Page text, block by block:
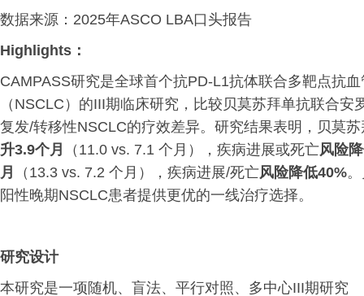
数据来源：2025年ASCO LBA口头报告
Highlights ：
CAMPASS研究是全球首个抗PD-L1抗体联合多靶点抗
（NSCLC）的III期临床研究，比较贝莫苏拜单抗联合
复发/转移性NSCLC的疗效差异。研究结果表明，贝莫
升3.9个月
（11.0 vs. 7.1 个月），疾病进展或死亡风险
月
（13.3 vs. 7.2 个月），疾病进展/死亡风险降低40%
阳性晚期NSCLC患者提供更优的一线治疗选择。
研究设计
本研究是一项随机、盲法、平行对照、多中心III期研究